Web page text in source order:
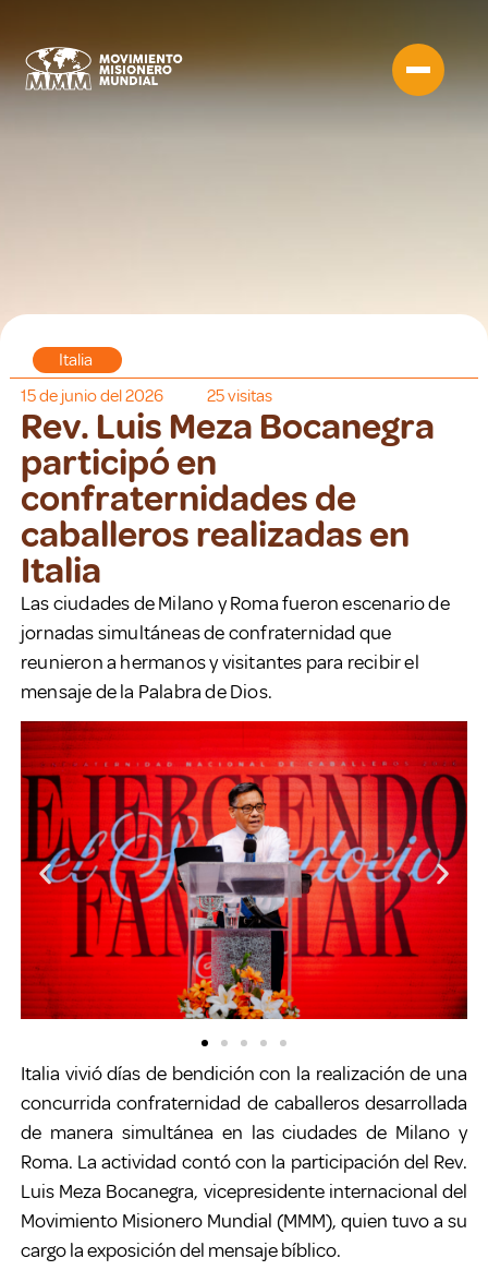
Italia
15 de junio del 2026
25visitas
Rev. Luis Meza Bocanegra
participó en
confraternidades de
caballeros realizadas en
Italia
Las ciudades de Milano y Roma fueron escenario de
jornadas simultáneas de confraternidad que
reunieron a hermanos y visitantes para recibir el
mensaje de la Palabra de Dios.
Italia vivió días de bendición con la realización de una
concurrida confraternidad de caballeros desarrollada
de manera simultánea en las ciudades de Milano y
Roma. La actividad contó con la participación del Rev.
Luis Meza Bocanegra, vicepresidente internacional del
Movimiento Misionero Mundial (MMM), quien tuvo a su
cargo la exposición del mensaje bíblico.